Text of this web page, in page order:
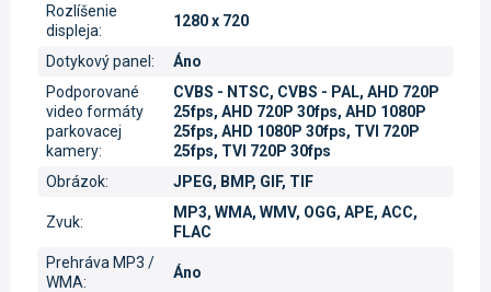
Rozlíšenie
displeja:
1280 x 720
Dotykový panel :
Áno
Podporované
video formáty
parkovacej
kamery:
CVBS - NTSC, CVBS - PAL, AHD 720P
25fps, AHD 720P 30fps, AHD 1080P
25fps, AHD 1080P 30fps, TVI 720P
25fps, TVI 720P 30fps
Obrázok: JPEG, BMP, GIF, TIF
Zvuk:
MP3, WMA, WMV, OGG, APE, ACC,
FLAC
Prehráva MP3 /
WMA:
Áno